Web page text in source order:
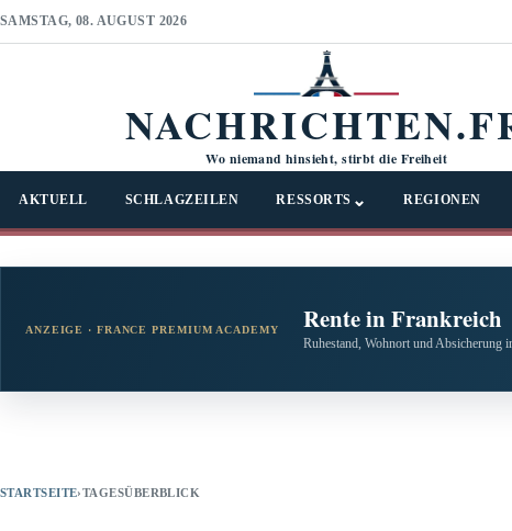
SAMSTAG, 08. AUGUST 2026
Wo niemand hinsieht, stirbt die Freiheit
AKTUELL SCHLAGZEILEN RESSORTS ⌄ REGIONEN
ANZEIGE · FRANCE PREMIUM ACADEMY Rente in Frankreich
Ruhestand, Wohnort und Absicherung
STARTSEITE›TAGESÜBERBLICK